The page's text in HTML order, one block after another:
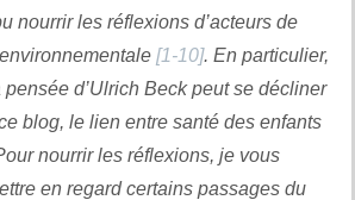
nourrir les réflexions d’acteurs de
[1-10]. En particulier,
d’Ulrich Beck peut se décliner
blog, le lien entre santé des enfants
nourrir les réflexions, je vous
en regard certains passages du